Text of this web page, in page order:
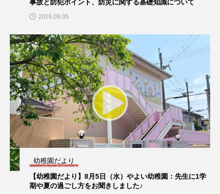
SDGs・タイプスマート農業推進プロジェクト関西学院
SIKIガーデン Autumn Season
Singing with a smile snowwhite
SPOTTED PRODUCTIONS/TWIN
SUNSUNキッズ The Room Next Door
This is SUEKI We Live In Time WICKED
youtube Yukoの子連れハワイ旅珍道中
⻑尾謙杜
事故と防犯ポイント、防災に関する基礎知識について
2026.08.05
幼稚園だより
【幼稚園だより】8月5日（水）やよい幼稚園：先生に1学
期や夏の過ごし方をお聞きしました♪
74回兵庫学校農業クラブ連盟大会について
ポッドキャスト
【湊川短期大学附属幼稚園ラジオ】認定こども園 湊川短期
大学附属 北摂学園幼稚園保護者会の長友多絵子さんにイン
プレイリスト
【プレイリスト】卒業ソング50選！